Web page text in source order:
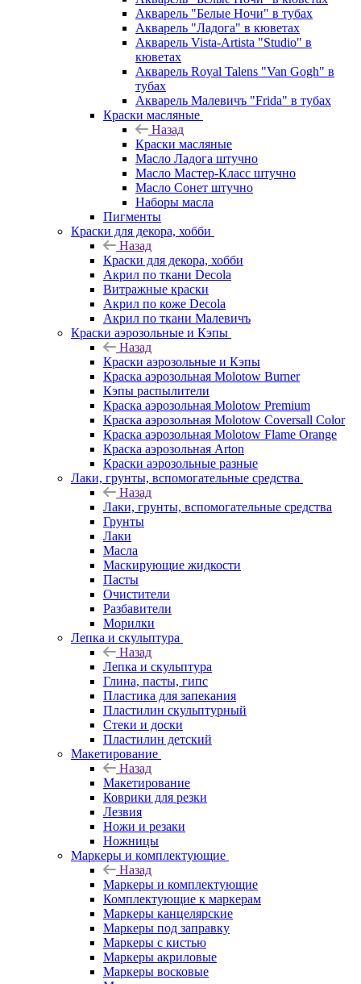
Акварель "Белые Ночи" в тубах
Акварель "Ладога" в кюветах
Акварель Vista-Artista "Studio" в
кюветах
Акварель Royal Talens "Van Gogh" в
тубах
Акварель Малевичъ "Frida" в тубах
Краски масляные
Назад
Краски масляные
Масло Ладога штучно
Масло Мастер-Класс штучно
Масло Сонет штучно
Наборы масла
Пигменты
Краски для декора, хобби
Назад
Краски для декора, хобби
Акрил по ткани Decola
Витражные краски
Акрил по коже Decola
Акрил по ткани Малевичъ
Краски аэрозольные и Кэпы
Назад
Краски аэрозольные и Кэпы
Краска аэрозольная Molotow Burner
Кэпы распылители
Краска аэрозольная Molotow Premium
Краска аэрозольная Molotow Coversall Color
Краска аэрозольная Molotow Flame Orange
Краска аэрозольная Arton
Краски аэрозольные разные
Лаки, грунты, вспомогательные средства
Назад
Лаки, грунты, вспомогательные средства
Грунты
Лаки
Масла
Маскирующие жидкости
Пасты
Очистители
Разбавители
Морилки
Лепка и скульптура
Назад
Лепка и скульптура
Глина, пасты, гипс
Пластика для запекания
Пластилин скульптурный
Стеки и доски
Пластилин детский
Макетирование
Назад
Макетирование
Коврики для резки
Лезвия
Ножи и резаки
Ножницы
Маркеры и комплектующие
Назад
Маркеры и комплектующие
Комплектующие к маркерам
Маркеры канцелярские
Маркеры под заправку
Маркеры с кистью
Маркеры акриловые
Маркеры восковые